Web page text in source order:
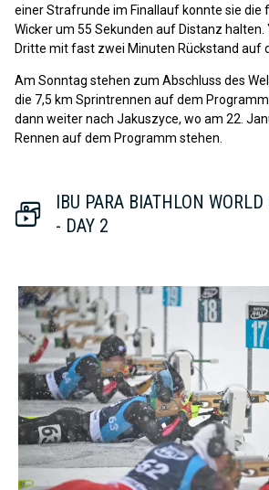
einer Strafrunde im Finallauf konnte sie die
Wicker um 55 Sekunden auf Distanz halten.
Dritte mit fast zwei Minuten Rückstand auf
Am Sonntag stehen zum Abschluss des
die 7,5 km Sprintrennen auf dem
dann weiter nach Jakuszyce, wo am 22.
Rennen auf dem Programm stehen.
IBU PARA BIATHLON
- DAY 2